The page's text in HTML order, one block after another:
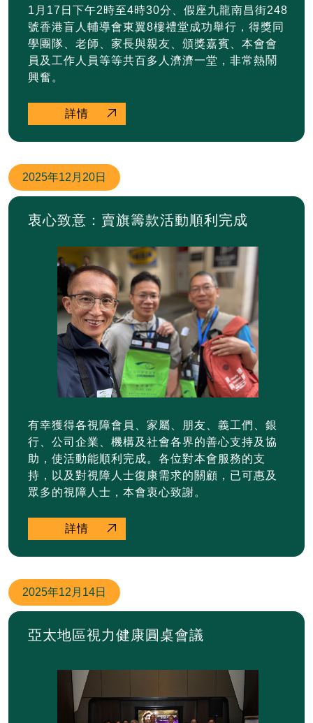
1月17日下午2時至4時30分、假座九龍南昌街248
號香港盲人輔導會東翼8樓禮堂成功舉行，得獎同
學團隊、老師、家長與親友、頒獎嘉賓、本會會
員及工作人員等等共百多人濟濟一堂，非常熱鬧
興奮。
詳情
2025年12月20日
衷心致意：賣旗籌款活動順利完成
有幸獲得各視障會員、家屬、朋友、義工們、銀
行、公司企業、機構及社會各界的善心支持及協
助，使活動能順利完成。各位對本會服務的支
持，以及對視障人士復康需求的關顧，已可惠及
眾多的視障人士，本會衷心致謝。
詳情
2025年12月14日
亞太地區視力健康圓桌會議